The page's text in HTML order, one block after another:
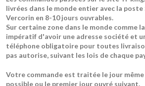
livrées dans le monde entier avec la
Vercorin en 8-10 jours ouvrables.
Sur certaine zone dans le monde comme
impératif d'avoir une adresse société et
téléphone obligatoire pour toutes
pas autorise, suivant les lois de chaque
Votre commande est traitée le jour même
possible ou le premier jour ouvré suivant.